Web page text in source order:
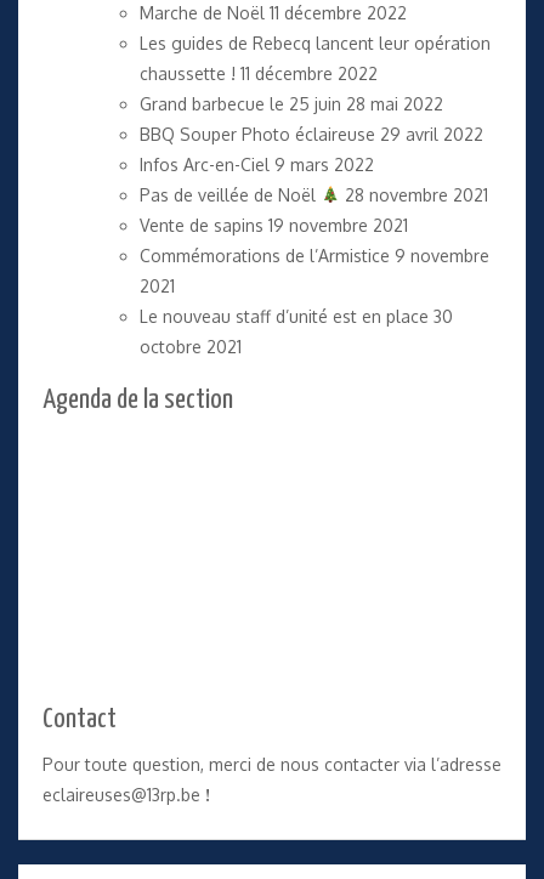
Marche de Noël 11 décembre 2022
Les guides de Rebecq lancent leur opération
chaussette ! 11 décembre 2022
Grand barbecue le 25 juin 28 mai 2022
BBQ Souper Photo éclaireuse 29 avril 2022
Infos Arc-en-Ciel 9 mars 2022
Pas de veillée de Noël
28 novembre 2021
Vente de sapins 19 novembre 2021
Commémorations de l’Armistice 9 novembre
2021
Le nouveau staff d’unité est en place 30
octobre 2021
Agenda de la section
Contact
Pour toute question, merci de nous contacter via l’adresse
eclaireuses@13rp.be !